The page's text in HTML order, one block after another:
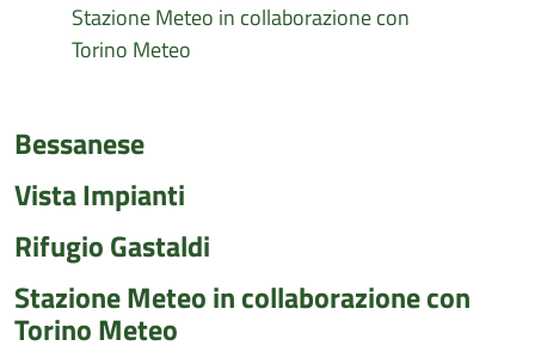
Stazione Meteo in collaborazione con
Torino Meteo
Bessanese
Vista Impianti
Rifugio Gastaldi
Stazione Meteo in collaborazione con
Torino Meteo